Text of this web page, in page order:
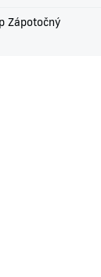
Zápotočný